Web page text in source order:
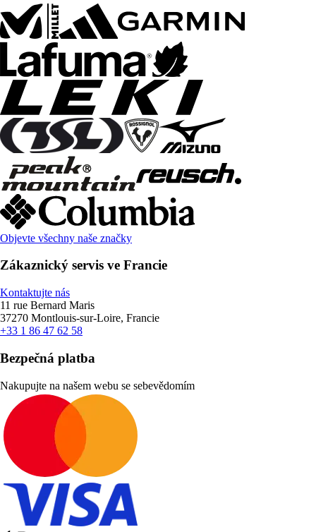
Objevte všechny naše značky
Zákaznický servis ve Francie
Kontaktujte nás
11 rue Bernard Maris
37270 Montlouis-sur-Loire, Francie
+33 1 86 47 62 58
Bezpečná platba
Nakupujte na našem webu se sebevědomím